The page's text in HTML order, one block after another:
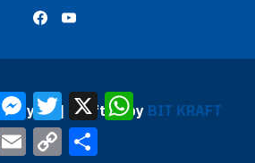
| Krafted by BIT KRAFT
Messenger
TwitterX
Email Copy
Link